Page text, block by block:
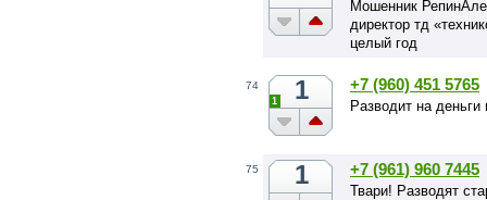
Мошенник
директор тд
целый год
74 1
1
+7 (960) 451 5765
Разводит на
75 1 +7 (961) 960 7445
Твари! Разводят